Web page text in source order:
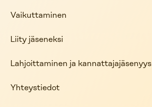
Vaikuttaminen
Liity jäseneksi
Lahjoittaminen ja kannattajajäsenyys
Yhteystiedot